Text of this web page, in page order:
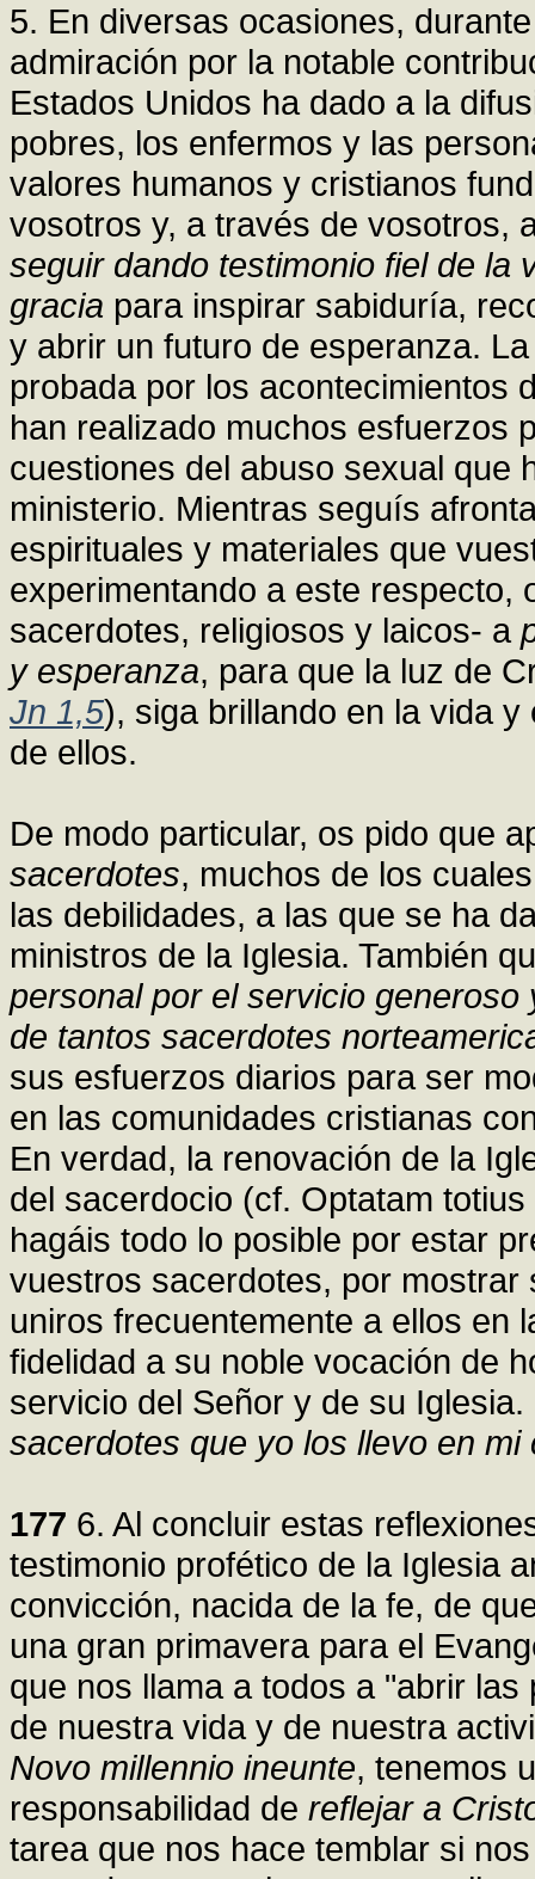
5. En diversas ocasiones,
admiración por la notable
Estados Unidos ha dado a la
pobres, los enfermos y las
valores humanos y cristianos
vosotros y, a través de vosotros,
seguir dando testimonio fiel de la
gracia para inspirar sabiduría,
y abrir un futuro de esperanza.
probada por los acontecimientos
han realizado muchos esfuerzos
cuestiones del abuso sexual que
ministerio. Mientras seguís
espirituales y materiales que
experimentando a este respecto,
sacerdotes, religiosos y laicos- a
y esperanza, para que la luz de
Jn 1,5), siga brillando en la vida
de ellos.
De modo particular, os pido que
sacerdotes, muchos de los
las debilidades, a las que se ha
ministros de la Iglesia. También
personal por el servicio
de tantos sacerdotes
sus esfuerzos diarios para ser
en las comunidades cristianas
En verdad, la renovación de la
del sacerdocio (cf. Optatam totius
hagáis todo lo posible por estar
vuestros sacerdotes, por
uniros frecuentemente a ellos en
fidelidad a su noble vocación de
servicio del Señor y de su
sacerdotes que yo los llevo en mi
177 6. Al concluir estas
testimonio profético de la Iglesia
convicción, nacida de la fe, de
una gran primavera para el
que nos llama a todos a "abrir
de nuestra vida y de nuestra
Novo millennio ineunte, tenemos
responsabilidad de reflejar a
tarea que nos hace temblar si